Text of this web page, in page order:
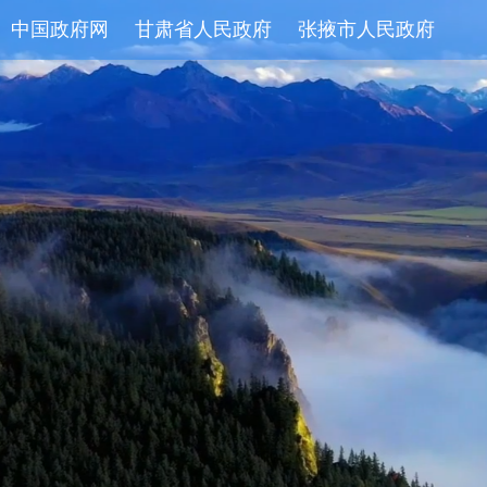
中国政府网 甘肃省人民政府 张掖市人民政府